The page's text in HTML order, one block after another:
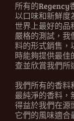
所有的Regency
以口味和新鮮度
世界上最好的品
嚴格的測試，我
料的形式銷售，
時能夠提供最佳
查並欣賞我們所
我們所有的香料
最純淨的香料，
得益於我們在源
它們的風味適合